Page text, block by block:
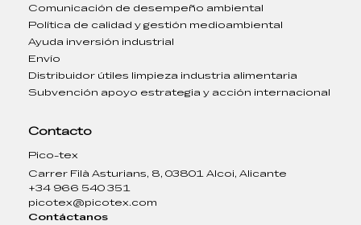
Comunicación de desempeño ambiental
Política de calidad y gestión medioambiental
Ayuda inversión industrial
Envío
Distribuidor útiles limpieza industria alimentaria
Subvención apoyo estrategia y acción internacional
Contacto
Pico-tex
Carrer Filà Asturians, 8, 03801 Alcoi, Alicante
+34 966 540 351
picotex@picotex.com
Contáctanos